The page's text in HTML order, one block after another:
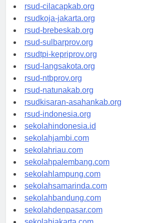
rsud-sintang.org
rsud-cilacapkab.org
rsudkoja-jakarta.org
rsud-brebeskab.org
rsud-sulbarprov.org
rsudtpi-kepriprov.org
rsud-langsakota.org
rsud-ntbprov.org
rsud-natunakab.org
rsudkisaran-asahankab.org
rsud-indonesia.org
sekolahindonesia.id
sekolahjambi.com
sekolahriau.com
sekolahpalembang.com
sekolahlampung.com
sekolahsamarinda.com
sekolahbandung.com
sekolahdenpasar.com